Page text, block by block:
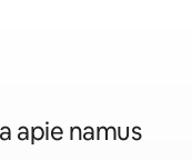
apie namus